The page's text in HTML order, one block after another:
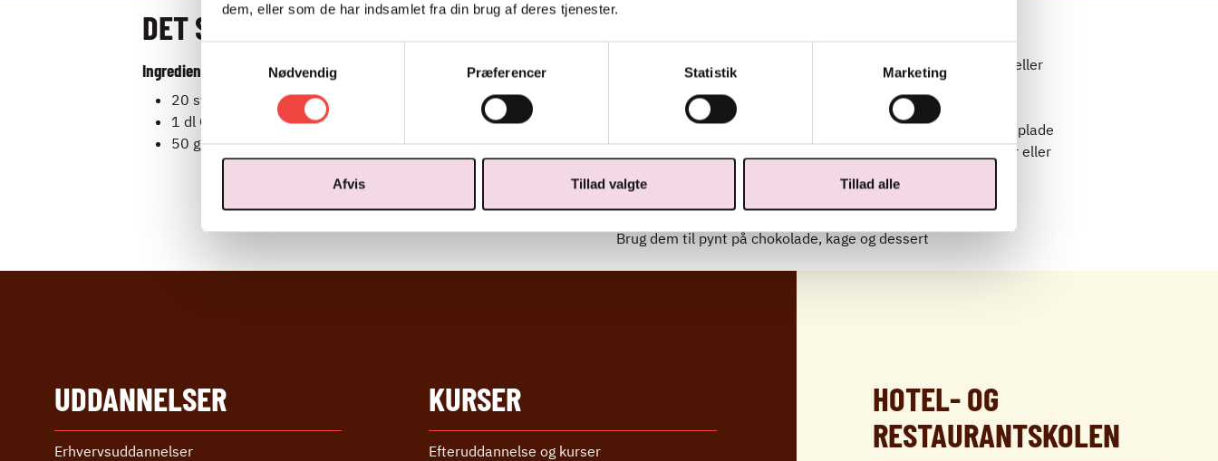
dem, eller som de har indsamlet fra din brug af deres tjenester.
Nødvendig
Præferencer Statistik Marketing
Afvis Tillad valgte Tillad alle
DET SKAL DU BRUGE
Ingredienser
20 stk. Rosenblade fra rynket rose
1 dl Gin (eller 1 æggehvide)
50 g Sukker
SÅDAN GØR DU
Pil bladene forsigtigt fra hinanden og læg dem i gin i 30 min. (eller
Vend herefter bladene i sukker og læg dem spredt på en bageplade
med bagepapir. Tør bladene midt i ovnen ved 60° i ca. 2 timer eller
Lad dem afkøle og læg dem i en tæt beholder.
Brug dem til pynt på chokolade, kage og dessert
UDDANNELSER
Erhvervs­uddannelser
KURSER
Efteruddannelse og kurser
HOTEL- OG
RESTAURANTSKOLEN